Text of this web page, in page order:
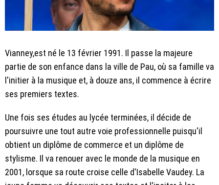
Vianney,est né le 13 février 1991. Il passe la majeure
partie de son enfance dans la ville de Pau, où sa famille va
l'initier à la musique et, à douze ans, il commence à écrire
ses premiers textes.
Une fois ses études au lycée terminées, il décide de
poursuivre une tout autre voie professionnelle puisqu'il
obtient un diplôme de commerce et un diplôme de
stylisme. Il va renouer avec le monde de la musique en
2001, lorsque sa route croise celle d'Isabelle Vaudey. La